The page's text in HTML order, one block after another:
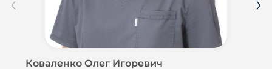
Коваленко Олег Игоревич